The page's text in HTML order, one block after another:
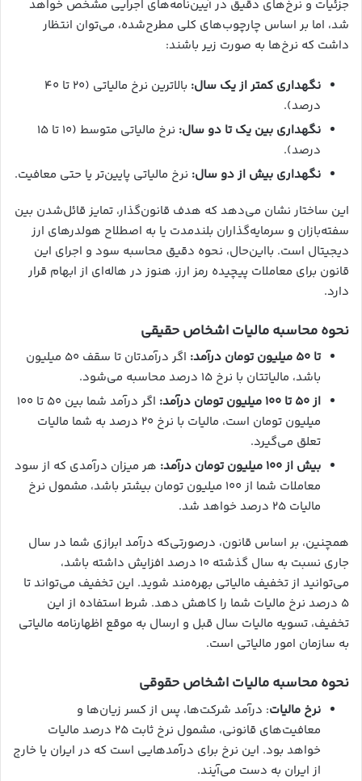
جزئیات و نرخ‌های دقیق در آیین‌نامه‌های اجرایی مشخص خواهد
شد، اما بر اساس چارچوب‌های کلی مطرح‌شده، می‌توان انتظار
داشت که نرخ‌ها به صورت زیر باشند:
نگهداری کمتر از یک سال:
بالاترین نرخ مالیاتی (۲۰ تا ۴۰
درصد).
نگهداری بین یک تا دو سال:
نرخ مالیاتی متوسط (۱۰ تا ۱۵
درصد).
نگهداری بیش از دو سال: نرخ مالیاتی پایین‌تر یا حتی معافیت.
این ساختار نشان می‌دهد که هدف قانون‌گذار، تمایز قائل‌شدن بین
سفته‌بازان و سرمایه‌گذاران بلندمدت یا به اصطلاح هولدر‌های ارز
دیجیتال است. بااین‌حال، نحوه دقیق محاسبه سود و اجرای این
قانون برای معاملات پیچیده رمز ارز، هنوز در هاله‌ای از ابهام قرار
دارد.
نحوه محاسبه مالیات اشخاص حقیقی
تا ۵۰ میلیون تومان درآمد:
اگر درآمدتان تا سقف ۵۰ میلیون
باشد، مالیاتتان با نرخ ۱۵ درصد محاسبه می‌شود.
از ۵۰ تا ۱۰۰ میلیون تومان درآمد:
اگر درآمد شما بین ۵۰ تا ۱۰۰
میلیون تومان است، مالیات با نرخ ۲۰ درصد به شما مالیات
تعلق می‌گیرد.
بیش از ۱۰۰ میلیون تومان درآمد:
هر میزان درآمدی که از سود
معاملات شما از ۱۰۰ میلیون تومان بیشتر باشد، مشمول نرخ
مالیات ۲۵ درصد خواهد شد.
همچنین، بر اساس قانون، درصورتی‌که درآمد ابرازی شما در سال
جاری نسبت به سال گذشته ۱۰ درصد افزایش داشته باشد،
می‌توانید از تخفیف مالیاتی بهره‌مند شوید. این تخفیف می‌تواند تا
۵ درصد نرخ مالیات شما را کاهش دهد. شرط استفاده از این
تخفیف، تسویه مالیات سال قبل و ارسال به موقع اظهارنامه مالیاتی
به سازمان امور مالیاتی است.
نحوه محاسبه مالیات اشخاص حقوقی
نرخ مالیات: درآمد شرکت‌ها، پس از کسر زیان‌ها و
معافیت‌های قانونی، مشمول نرخ ثابت ۲۵ درصد مالیات
خواهد بود. این نرخ برای درآمدهایی است که در ایران یا خارج
از ایران به دست می‌آیند.